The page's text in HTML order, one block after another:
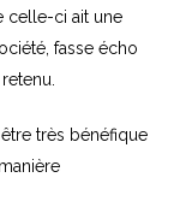
celle-ci ait une
fasse écho
très bénéfique